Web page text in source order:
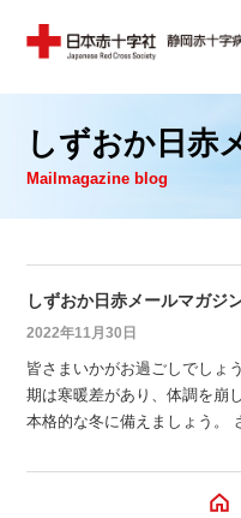
しずおか日赤
Mailmagazine blog
しずおか日赤メールマガジ
2022年11月30日
皆さまいかがお過ごしでしょ
期は寒暖差があり、体調を崩
本格的な冬に備えましょう。
頭でお伝えしたとおり、夏期
ッカーワールドカップが、史